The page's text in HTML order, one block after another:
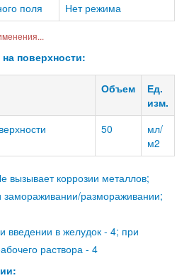
поля
Нет режима
поверхности:
Объем
Ед.
изм.
50
мл/
м2
вызывает коррозии металлов;
замораживании/размораживании;
введении в желудок - 4; при
раствора - 4